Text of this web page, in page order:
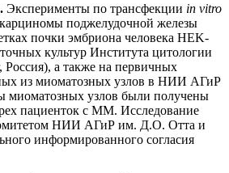
Эксперименты по трансфекции in vitro
поджелудочной железы
почки эмбриона человека HEK-
культур Института цитологии
а также на первичных
из миоматозных узлов в НИИ АГиР
узлов были получены
пациенток с ММ. Исследование
НИИ АГиР им. Д.О. Отта и
информированного согласия